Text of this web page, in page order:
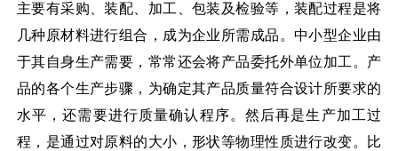
主要有采购、装配、加工、包装及检验等，装配过程是将
几种原材料进行组合，成为企业所需成品。中小型企业由
于其自身生产需要，常常还会将产品委托外单位加工。产
品的各个生产步骤，为确定其产品质量符合设计所要求的
水平，还需要进行质量确认程序。然后再是生产加工过
程，是通过对原料的大小，形状等物理性质进行改变。比